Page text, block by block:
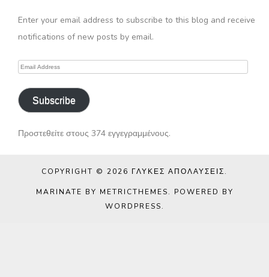
Enter your email address to subscribe to this blog and receive
notifications of new posts by email.
Email
Subscribe
Προστεθείτε στους 374 εγγεγραμμένους.
COPYRIGHT © 2026 ΓΛΥΚΈΣ ΑΠΟΛΑΎΣΕΙΣ.
MARINATE BY METRICTHEMES. POWERED BY
WORDPRESS.